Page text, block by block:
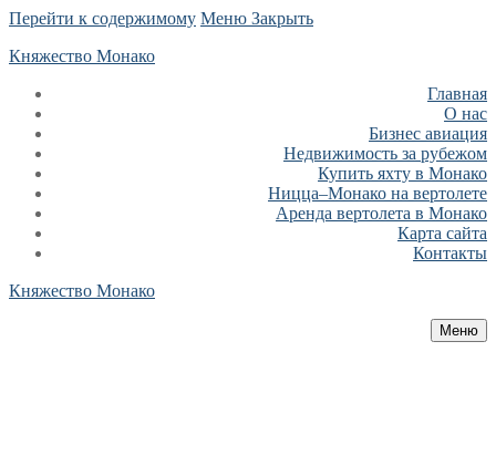
Перейти к содержимому Меню Закрыть
Княжество Монако
Главная
О нас
Бизнес авиация
Недвижимость за рубежом
Купить яхту в Монако
Ницца–Монако на вертолете
Аренда вертолета в Монако
Карта сайта
Контакты
Княжество Монако
Меню